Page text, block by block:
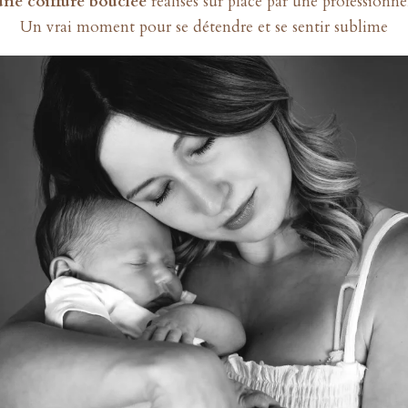
Un vrai moment pour se détendre et se sentir sublime